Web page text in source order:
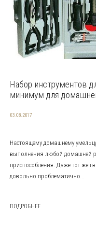
Набор инструментов
минимум для
03.08.2017
Настоящему домашнему
выполнения любой домашней
приспособления. Даже тот же
довольно проблематично...
ПОДРОБНЕЕ